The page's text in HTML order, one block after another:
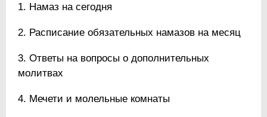
Намаз на сегодня
Расписание обязательных намазов на месяц
Ответы на вопросы о дополнительных
молитвах
Мечети и молельные комнаты